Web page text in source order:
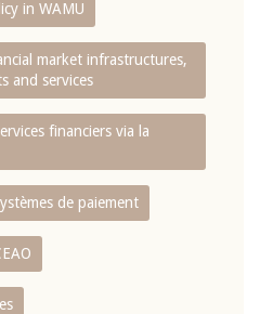
in WAMU
market infrastructures,
and services
financiers via la
de paiement